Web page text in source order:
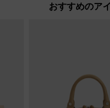
おすすめのア